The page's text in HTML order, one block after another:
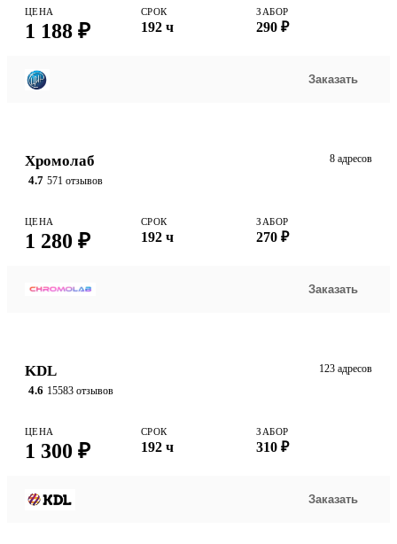
ЦЕНА
1 188 ₽
СРОК
192 ч
ЗАБОР
290 ₽
Заказать
Хромолаб
4.7 571 отзывов
8 адресов
ЦЕНА
1 280 ₽
СРОК
192 ч
ЗАБОР
270 ₽
Заказать
KDL
4.6 15583 отзывов
123 адресов
ЦЕНА
1 300 ₽
СРОК
192 ч
ЗАБОР
310 ₽
Заказать